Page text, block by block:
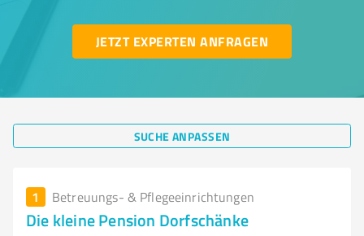
JETZT EXPERTEN ANFRAGEN
SUCHE ANPASSEN
1 Betreuungs- & Pflegeeinrichtungen
Die kleine Pension Dorfschänke